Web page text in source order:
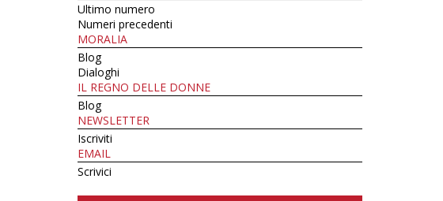
Ultimo numero
Numeri precedenti
MORALIA
Blog
Dialoghi
IL REGNO DELLE DONNE
Blog
NEWSLETTER
Iscriviti
EMAIL
Scrivici